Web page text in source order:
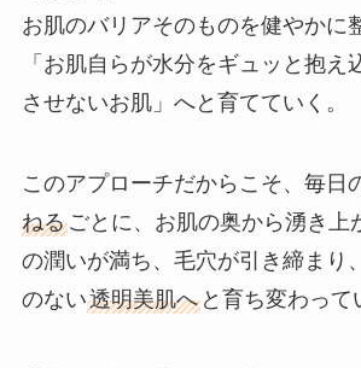
お肌のバリアそのものを健やかに
「お肌自らが水分をギュッと抱え
させないお肌」へと育てていく。
このアプローチだからこそ、毎日
ねるごとに、お肌の奥から湧き上
の潤いが満ち、毛穴が引き締まり
のない透明美肌へと育ち変わって